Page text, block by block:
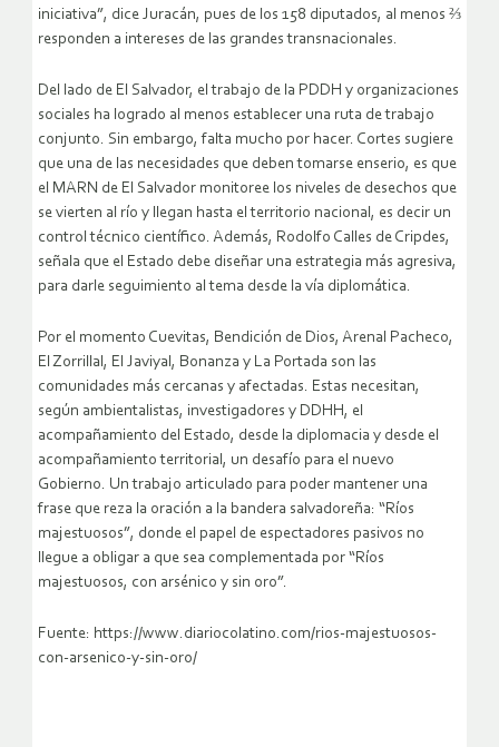
iniciativa”, dice Juracán, pues de los 158 diputados, al menos ⅔
responden a intereses de las grandes transnacionales.
Del lado de El Salvador, el trabajo de la PDDH y organizaciones
sociales ha logrado al menos establecer una ruta de trabajo
conjunto. Sin embargo, falta mucho por hacer. Cortes sugiere
que una de las necesidades que deben tomarse enserio, es que
el MARN de El Salvador monitoree los niveles de desechos que
se vierten al río y llegan hasta el territorio nacional, es decir un
control técnico científico. Además, Rodolfo Calles de Cripdes,
señala que el Estado debe diseñar una estrategia más agresiva,
para darle seguimiento al tema desde la vía diplomática.
Por el momento Cuevitas, Bendición de Dios, Arenal Pacheco,
El Zorrillal, El Javiyal, Bonanza y La Portada son las
comunidades más cercanas y afectadas. Estas necesitan,
según ambientalistas, investigadores y DDHH, el
acompañamiento del Estado, desde la diplomacia y desde el
acompañamiento territorial, un desafío para el nuevo
Gobierno. Un trabajo articulado para poder mantener una
frase que reza la oración a la bandera salvadoreña: “Ríos
majestuosos”, donde el papel de espectadores pasivos no
llegue a obligar a que sea complementada por “Ríos
majestuosos, con arsénico y sin oro”.
Fuente: https://www.diariocolatino.com/rios-majestuosos-
con-arsenico-y-sin-oro/